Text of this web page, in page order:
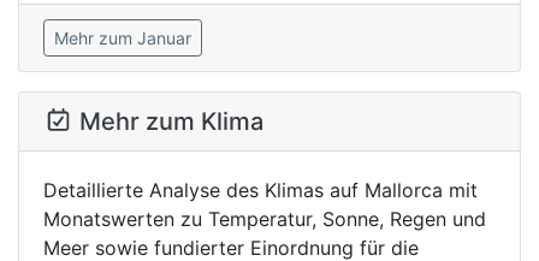
Mehr zum Januar
Mehr zum Klima
Detaillierte Analyse des Klimas auf Mallorca mit
Monatswerten zu Temperatur, Sonne, Regen und
Meer sowie fundierter Einordnung für die